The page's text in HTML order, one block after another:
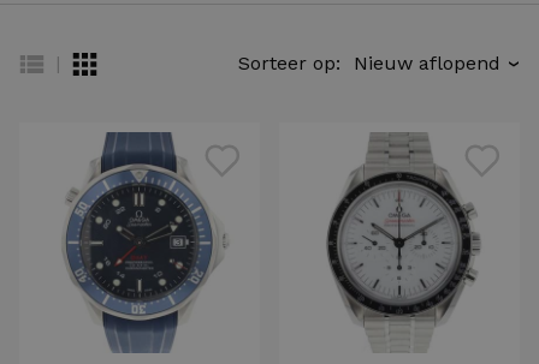
| Sorteer op: ›